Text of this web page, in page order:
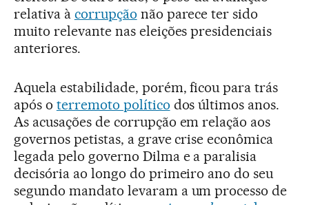
relativa à corrupção não parece ter sido
muito relevante nas eleições presidenciais
anteriores.
Aquela estabilidade, porém, ficou para trás
após o terremoto político dos últimos anos.
As acusações de corrupção em relação aos
governos petistas, a grave crise econômica
legada pelo governo Dilma e a paralisia
decisória ao longo do primeiro ano do seu
segundo mandato levaram a um processo de